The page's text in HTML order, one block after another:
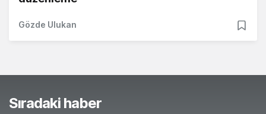
Gözde Ulukan
Sıradaki haber